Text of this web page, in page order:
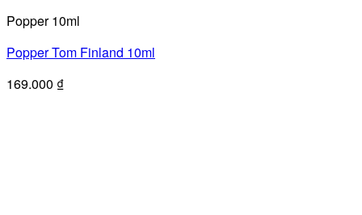
Popper 10ml
Popper Tom Finland 10ml
169.000 ₫